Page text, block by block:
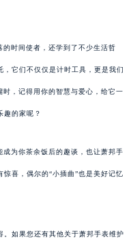
时间使者，还学到了不少生活哲
它们不仅仅是计时工具，更是我们
，记得用你的智慧与爱心，给它一
趣的家呢？
为你茶余饭后的趣谈，也让萧邦手
喜，偶尔的“小插曲”也是美好记忆
。如果您还有其他关于萧邦手表维护